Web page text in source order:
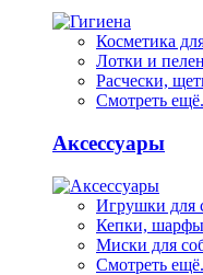
Косметика
Лотки и
Расчески,
Смотреть
Аксессуары
Игрушки для
Кепки,
Миски для
Смотреть